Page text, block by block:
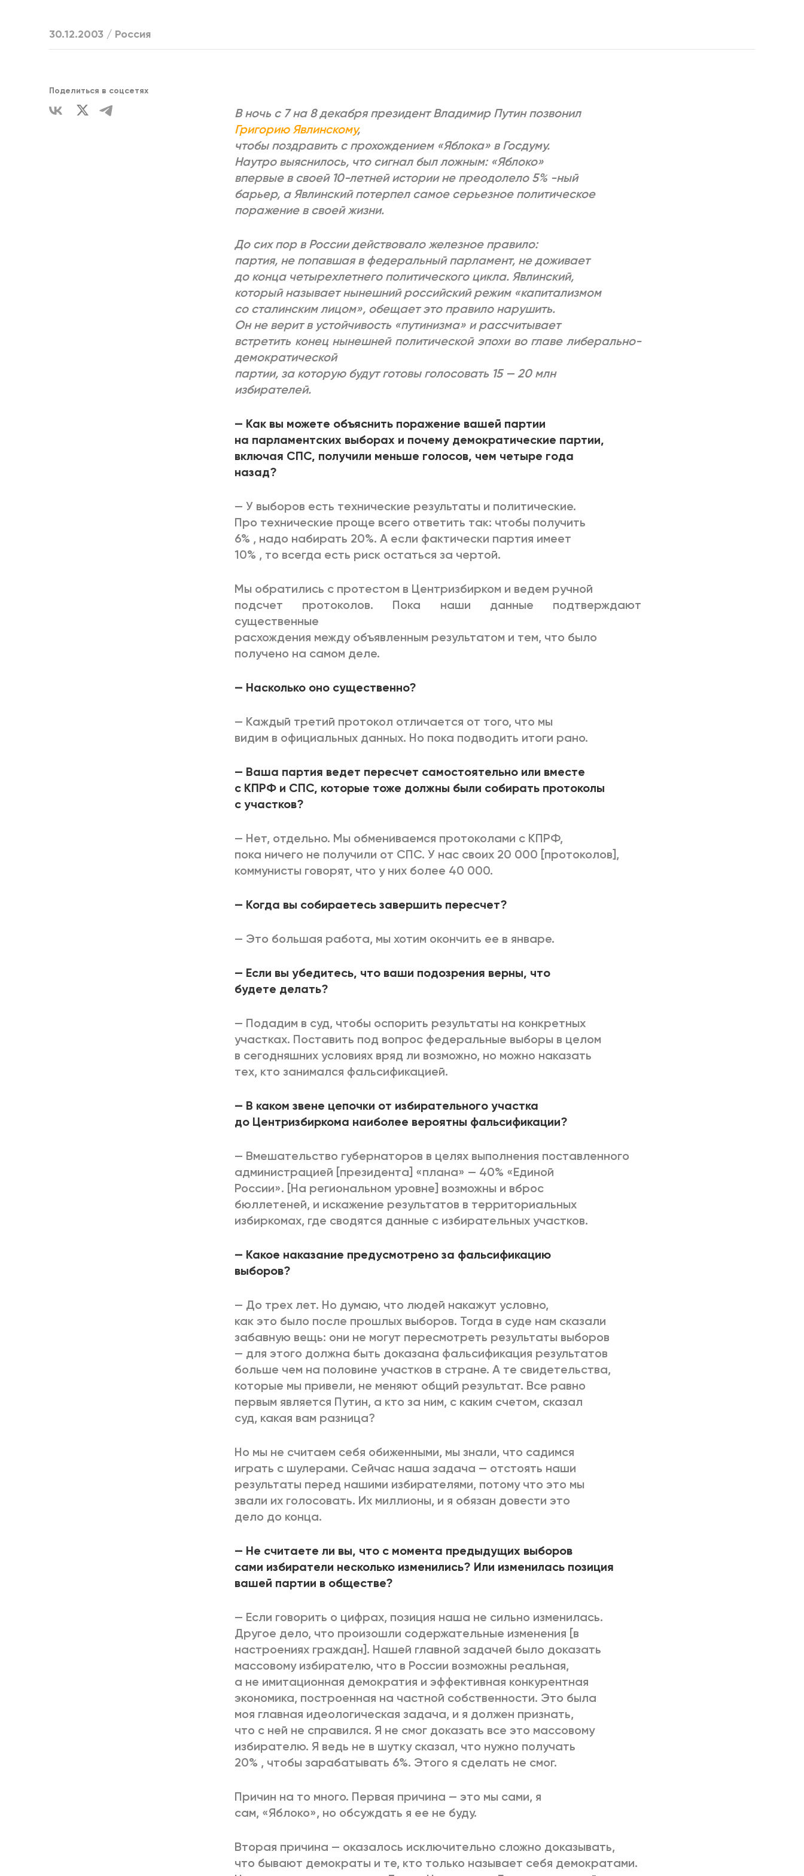
30.12.2003 / Россия
Поделиться в соцсетях
В ночь с 7 на 8 декабря президент Владимир Путин позвонил
Григорию Явлинскому,
чтобы поздравить с прохождением «Яблока» в Госдуму.
Наутро выяснилось, что сигнал был ложным: «Яблоко»
впервые в своей 10-летней истории не преодолело 5% -ный
барьер, а Явлинский потерпел самое серьезное политическое
поражение в своей жизни.
До сих пор в России действовало железное правило:
партия, не попавшая в федеральный парламент, не доживает
до конца четырехлетнего политического цикла. Явлинский,
который называет нынешний российский режим «капитализмом
со сталинским лицом», обещает это правило нарушить.
Он не верит в устойчивость «путинизма» и рассчитывает
встретить конец нынешней политической эпохи во главе либерально-
демократической
партии, за которую будут готовы голосовать 15 — 20 млн
избирателей.
— Как вы можете объяснить поражение вашей партии
на парламентских выборах и почему демократические партии,
включая СПС, получили меньше голосов, чем четыре года
назад?
— У выборов есть технические результаты и политические.
Про технические проще всего ответить так: чтобы получить
6% , надо набирать 20%. А если фактически партия имеет
10% , то всегда есть риск остаться за чертой.
Мы обратились с протестом в Центризбирком и ведем ручной
подсчет протоколов. Пока наши данные подтверждают
существенные
расхождения между объявленным результатом и тем, что было
получено на самом деле.
— Насколько оно существенно?
— Каждый третий протокол отличается от того, что мы
видим в официальных данных. Но пока подводить итоги рано.
— Ваша партия ведет пересчет самостоятельно или вместе
с КПРФ и СПС, которые тоже должны были собирать протоколы
с участков?
— Нет, отдельно. Мы обмениваемся протоколами с КПРФ,
пока ничего не получили от СПС. У нас своих 20 000 [протоколов],
коммунисты говорят, что у них более 40 000.
— Когда вы собираетесь завершить пересчет?
— Это большая работа, мы хотим окончить ее в январе.
— Если вы убедитесь, что ваши подозрения верны, что
будете делать?
— Подадим в суд, чтобы оспорить результаты на конкретных
участках. Поставить под вопрос федеральные выборы в целом
в сегодняшних условиях вряд ли возможно, но можно наказать
тех, кто занимался фальсификацией.
— В каком звене цепочки от избирательного участка
до Центризбиркома наиболее вероятны фальсификации?
— Вмешательство губернаторов в целях выполнения поставленного
администрацией [президента] «плана» — 40% «Единой
России». [На региональном уровне] возможны и вброс
бюллетеней, и искажение результатов в территориальных
избиркомах, где сводятся данные с избирательных участков.
— Какое наказание предусмотрено за фальсификацию
выборов?
— До трех лет. Но думаю, что людей накажут условно,
как это было после прошлых выборов. Тогда в суде нам сказали
забавную вещь: они не могут пересмотреть результаты выборов
— для этого должна быть доказана фальсификация результатов
больше чем на половине участков в стране. А те свидетельства,
которые мы привели, не меняют общий результат. Все равно
первым является Путин, а кто за ним, с каким счетом, сказал
суд, какая вам разница?
Но мы не считаем себя обиженными, мы знали, что садимся
играть с шулерами. Сейчас наша задача — отстоять наши
результаты перед нашими избирателями, потому что это мы
звали их голосовать. Их миллионы, и я обязан довести это
дело до конца.
— Не считаете ли вы, что с момента предыдущих выборов
сами избиратели несколько изменились? Или изменилась позиция
вашей партии в обществе?
— Если говорить о цифрах, позиция наша не сильно изменилась.
Другое дело, что произошли содержательные изменения [в
настроениях граждан]. Нашей главной задачей было доказать
массовому избирателю, что в России возможны реальная,
а не имитационная демократия и эффективная конкурентная
экономика, построенная на частной собственности. Это была
моя главная идеологическая задача, и я должен признать,
что с ней не справился. Я не смог доказать все это массовому
избирателю. Я ведь не в шутку сказал, что нужно получать
20% , чтобы зарабатывать 6%. Этого я сделать не смог.
Причин на то много. Первая причина — это мы сами, я
сам, «Яблоко», но обсуждать я ее не буду.
Вторая причина — оказалось исключительно сложно доказывать,
что бывают демократы и те, кто только называет себя демократами.